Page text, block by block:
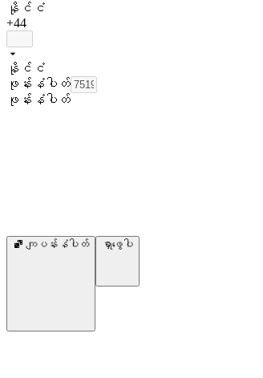
နိုင်ငံ
+44
နိုင်ငံ
ဖုန်းနံပါတ်
ဖုန်းနံပါတ်
ကျပန်းနံပါတ် ရှာဖွေပါ